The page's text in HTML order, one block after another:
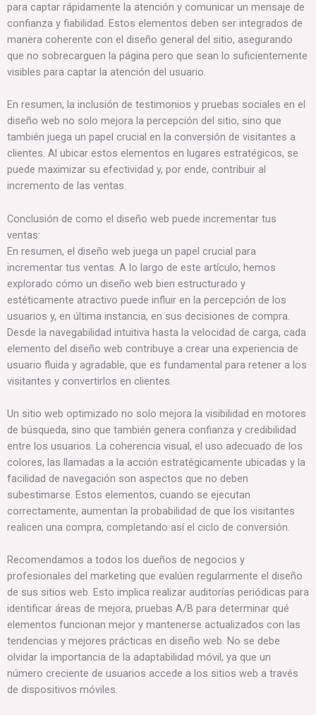
para captar rápidamente la atención y comunicar un mensaje de
confianza y fiabilidad. Estos elementos deben ser integrados de
manera coherente con el diseño general del sitio, asegurando
que no sobrecarguen la página pero que sean lo suficientemente
visibles para captar la atención del usuario.
En resumen, la inclusión de testimonios y pruebas sociales en el
diseño web no solo mejora la percepción del sitio, sino que
también juega un papel crucial en la conversión de visitantes a
clientes. Al ubicar estos elementos en lugares estratégicos, se
puede maximizar su efectividad y, por ende, contribuir al
incremento de las ventas.
Conclusión de como el diseño web puede incrementar tus
ventas:
En resumen, el diseño web juega un papel crucial para
incrementar tus ventas. A lo largo de este artículo, hemos
explorado cómo un diseño web bien estructurado y
estéticamente atractivo puede influir en la percepción de los
usuarios y, en última instancia, en sus decisiones de compra.
Desde la navegabilidad intuitiva hasta la velocidad de carga, cada
elemento del diseño web contribuye a crear una experiencia de
usuario fluida y agradable, que es fundamental para retener a los
visitantes y convertirlos en clientes.
Un sitio web optimizado no solo mejora la visibilidad en motores
de búsqueda, sino que también genera confianza y credibilidad
entre los usuarios. La coherencia visual, el uso adecuado de los
colores, las llamadas a la acción estratégicamente ubicadas y la
facilidad de navegación son aspectos que no deben
subestimarse. Estos elementos, cuando se ejecutan
correctamente, aumentan la probabilidad de que los visitantes
realicen una compra, completando así el ciclo de conversión.
Recomendamos a todos los dueños de negocios y
profesionales del marketing que evalúen regularmente el diseño
de sus sitios web. Esto implica realizar auditorías periódicas para
identificar áreas de mejora, pruebas A/B para determinar qué
elementos funcionan mejor y mantenerse actualizados con las
tendencias y mejores prácticas en diseño web. No se debe
olvidar la importancia de la adaptabilidad móvil, ya que un
número creciente de usuarios accede a los sitios web a través
de dispositivos móviles.